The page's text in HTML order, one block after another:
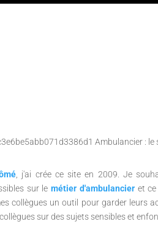
, j'ai crée ce site en 2009. Je
sur le métier d'ambulancieret ce
collègues un outil pour garder leurs
sur des sujets sensibles et